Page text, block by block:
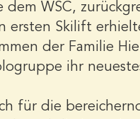
dem WSC,
ersten Skilift
der Familie
ihr
für die